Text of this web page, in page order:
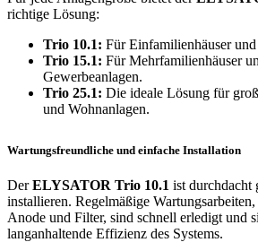
richtige Lösung:
Trio 10.1: Für Einfamilienhäuser
Trio 15.1: Für Mehrfamilienhäuser
Gewerbeanlagen.
Trio 25.1: Die ideale Lösung für
und Wohnanlagen.
Wartungsfreundliche und einfache Installation
DerELYSATOR Trio 10.1 ist durchdacht
installieren. Regelmäßige
Anode und Filter, sind schnell erledigt und
langanhaltende Effizienz des Systems.